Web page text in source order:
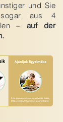
und Sie
aus 4
–auf der